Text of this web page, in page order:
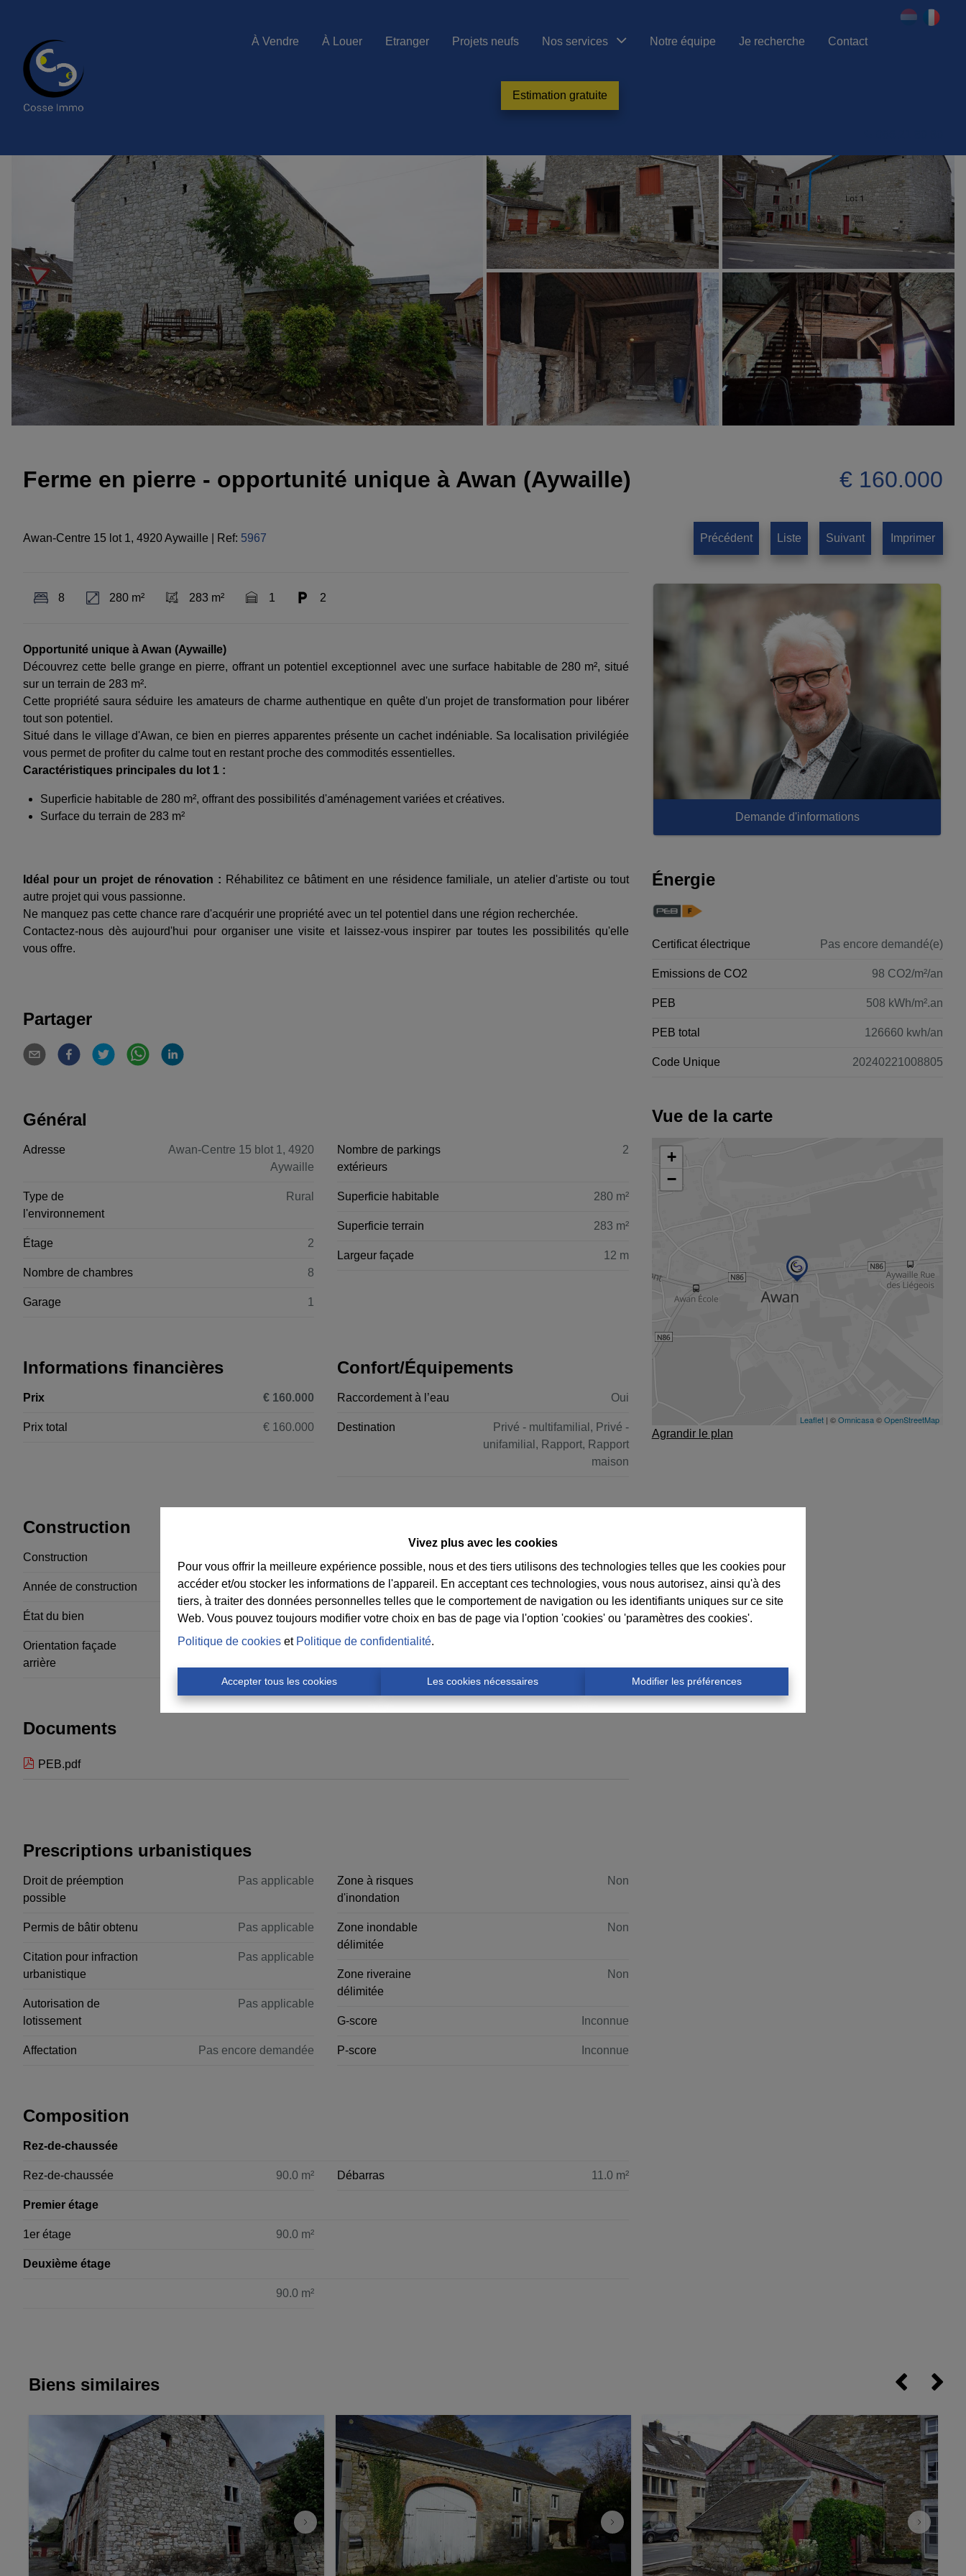
Vivez plus avec les cookies
Pour vous offrir la meilleure expérience possible, nous et des tiers utilisons des technologies telles que les cookies pour
accéder et/ou stocker les informations de l'appareil. En acceptant ces technologies, vous nous autorisez, ainsi qu'à des
tiers, à traiter des données personnelles telles que le comportement de navigation ou les identifiants uniques sur ce site
Web. Vous pouvez toujours modifier votre choix en bas de page via l'option 'cookies' ou 'paramètres des cookies'.
Politique de cookies et Politique de confidentialité.
Accepter tous les cookies Les cookies nécessaires Modifier les préférences
À Vendre À Louer Etranger Projets neufs Nos services Notre équipe Je recherche Contact
Estimation gratuite
Ferme en pierre - opportunité unique à Awan (Aywaille) € 160.000
Awan-Centre 15 lot 1, 4920 Aywaille Ref: 5967 Précédent Liste Suivant Imprimer
8 280 m² 283 m² 1 2
Opportunité unique à Awan (Aywaille)
Découvrez cette belle grange en pierre, offrant un potentiel exceptionnel avec une surface habitable de 280 m², situé
sur un terrain de 283 m².
Cette propriété saura séduire les amateurs de charme authentique en quête d'un projet de transformation pour libérer
tout son potentiel.
Situé dans le village d'Awan, ce bien en pierres apparentes présente un cachet indéniable. Sa localisation privilégiée
vous permet de profiter du calme tout en restant proche des commodités essentielles.
Caractéristiques principales du lot 1 :
Superficie habitable de 280 m², offrant des possibilités d'aménagement variées et créatives.
Surface du terrain de 283 m²
Idéal pour un projet de rénovation : Réhabilitez ce bâtiment en une résidence familiale, un atelier d'artiste ou tout
autre projet qui vous passionne.
Ne manquez pas cette chance rare d'acquérir une propriété avec un tel potentiel dans une région recherchée.
Contactez-nous dès aujourd'hui pour organiser une visite et laissez-vous inspirer par toutes les possibilités qu'elle
vous offre.
Partager
Général
Adresse
Awan-Centre 15 blot 1, 4920
Aywaille
Type de
l'environnement
Rural
Étage 2
Nombre de chambres 8
Garage 1
Nombre de parkings
extérieurs
2
Superficie habitable 280 m²
Superficie terrain 283 m²
Largeur façade 12 m
Informations financières
Prix € 160.000
Prix total € 160.000
Confort/Équipements
Raccordement à l’eau Oui
Destination
Privé - multifamilial, Privé -
unifamilial, Rapport, Rapport
maison
Construction
Construction
Année de construction 1900
État du bien A rénover
Orientation façade
arrière
Sud
Documents
PEB.pdf
Prescriptions urbanistiques
Droit de préemption
possible
Pas applicable
Permis de bâtir obtenu Pas applicable
Citation pour infraction
urbanistique
Pas applicable
Autorisation de
lotissement
Pas applicable
Affectation Pas encore demandée
Zone à risques
d'inondation
Non
Zone inondable
délimitée
Non
Zone riveraine
délimitée
Non
G-score Inconnue
P-score Inconnue
Composition
Rez-de-chaussée
Rez-de-chaussée 90.0 m² Débarras 11.0 m²
Premier étage
1er étage 90.0 m²
Deuxième étage
90.0 m²
Demande d'informations
Énergie
Certificat électrique Pas encore demandé(e)
Emissions de CO2 98 CO2/m²/an
PEB 508 kWh/m².an
PEB total 126660 kwh/an
Code Unique 20240221008805
Vue de la carte
Agrandir le plan
Biens similaires